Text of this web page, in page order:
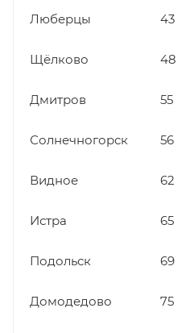
Люберцы 43
Щёлково 48
Дмитров 55
Солнечногорск 56
Видное 62
Истра 65
Подольск 69
Домодедово 75